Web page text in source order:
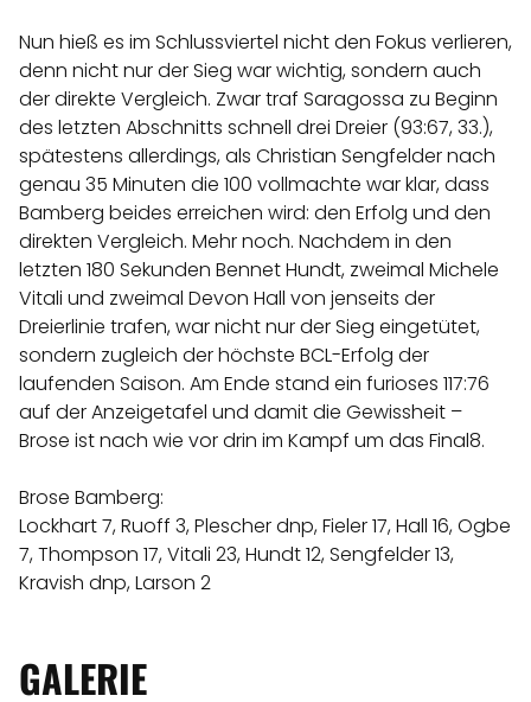
Nun hieß es im Schlussviertel nicht den Fokus verlieren,
denn nicht nur der Sieg war wichtig, sondern auch
der direkte Vergleich. Zwar traf Saragossa zu Beginn
des letzten Abschnitts schnell drei Dreier (93:67, 33.),
spätestens allerdings, als Christian Sengfelder nach
genau 35 Minuten die 100 vollmachte war klar, dass
Bamberg beides erreichen wird: den Erfolg und den
direkten Vergleich. Mehr noch. Nachdem in den
letzten 180 Sekunden Bennet Hundt, zweimal Michele
Vitali und zweimal Devon Hall von jenseits der
Dreierlinie trafen, war nicht nur der Sieg eingetütet,
sondern zugleich der höchste BCL-Erfolg der
laufenden Saison. Am Ende stand ein furioses 117:76
auf der Anzeigetafel und damit die Gewissheit –
Brose ist nach wie vor drin im Kampf um das Final8.
Brose Bamberg:
Lockhart 7, Ruoff 3, Plescher dnp, Fieler 17, Hall 16, Ogbe
7, Thompson 17, Vitali 23, Hundt 12, Sengfelder 13,
Kravish dnp, Larson 2
GALERIE